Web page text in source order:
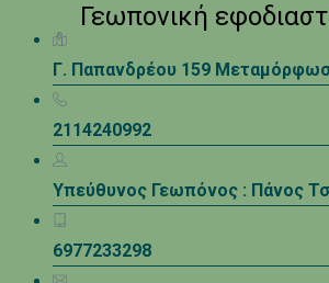
Γεωπονική
Γ. Παπανδρέου 159
2114240992
Υπεύθυνος Γεωπόνος : Πάνος
6977233298